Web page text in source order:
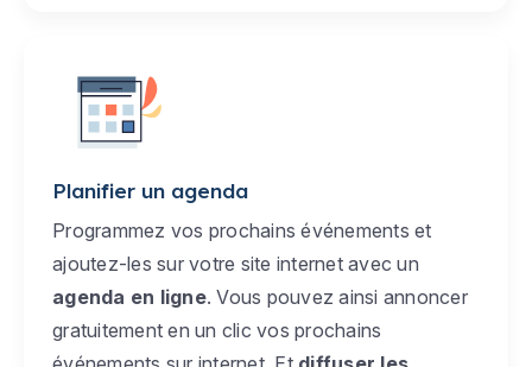
Planifier un agenda
Programmez vos prochains événements et
ajoutez-les sur votre site internet avec un
agenda en ligne. Vous pouvez ainsi annoncer
gratuitement en un clic vos prochains